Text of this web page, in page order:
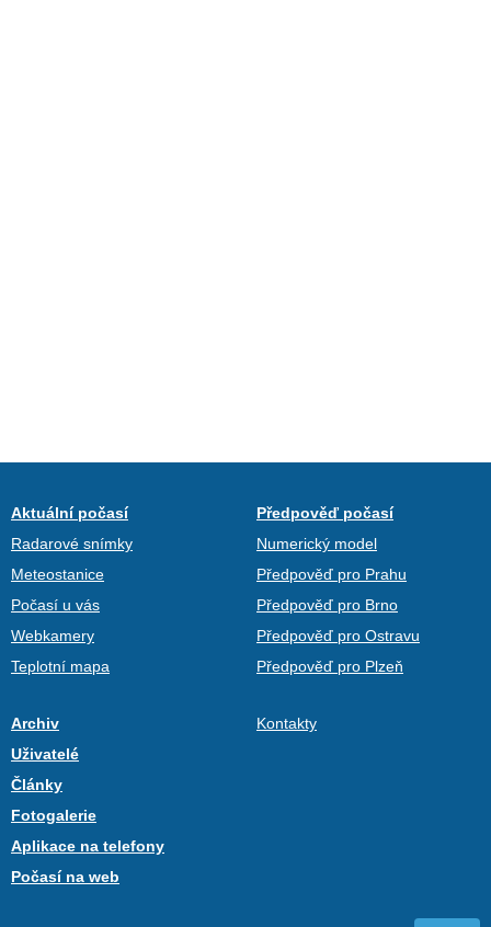
Aktuální počasí
Radarové snímky
Meteostanice
Počasí u vás
Webkamery
Teplotní mapa
Předpověď počasí
Numerický model
Předpověď pro Prahu
Předpověď pro Brno
Předpověď pro Ostravu
Předpověď pro Plzeň
Archiv
Uživatelé
Články
Fotogalerie
Aplikace na telefony
Počasí na web
Kontakty